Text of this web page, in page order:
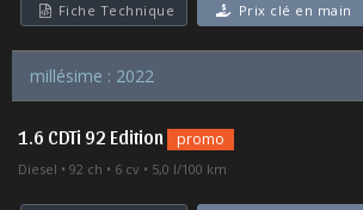
Fiche Technique Prix clé en main
millésime : 2022
1.6 CDTi 92 Edition promo
Diesel 92 ch 6 cv 5,0 l/100 km